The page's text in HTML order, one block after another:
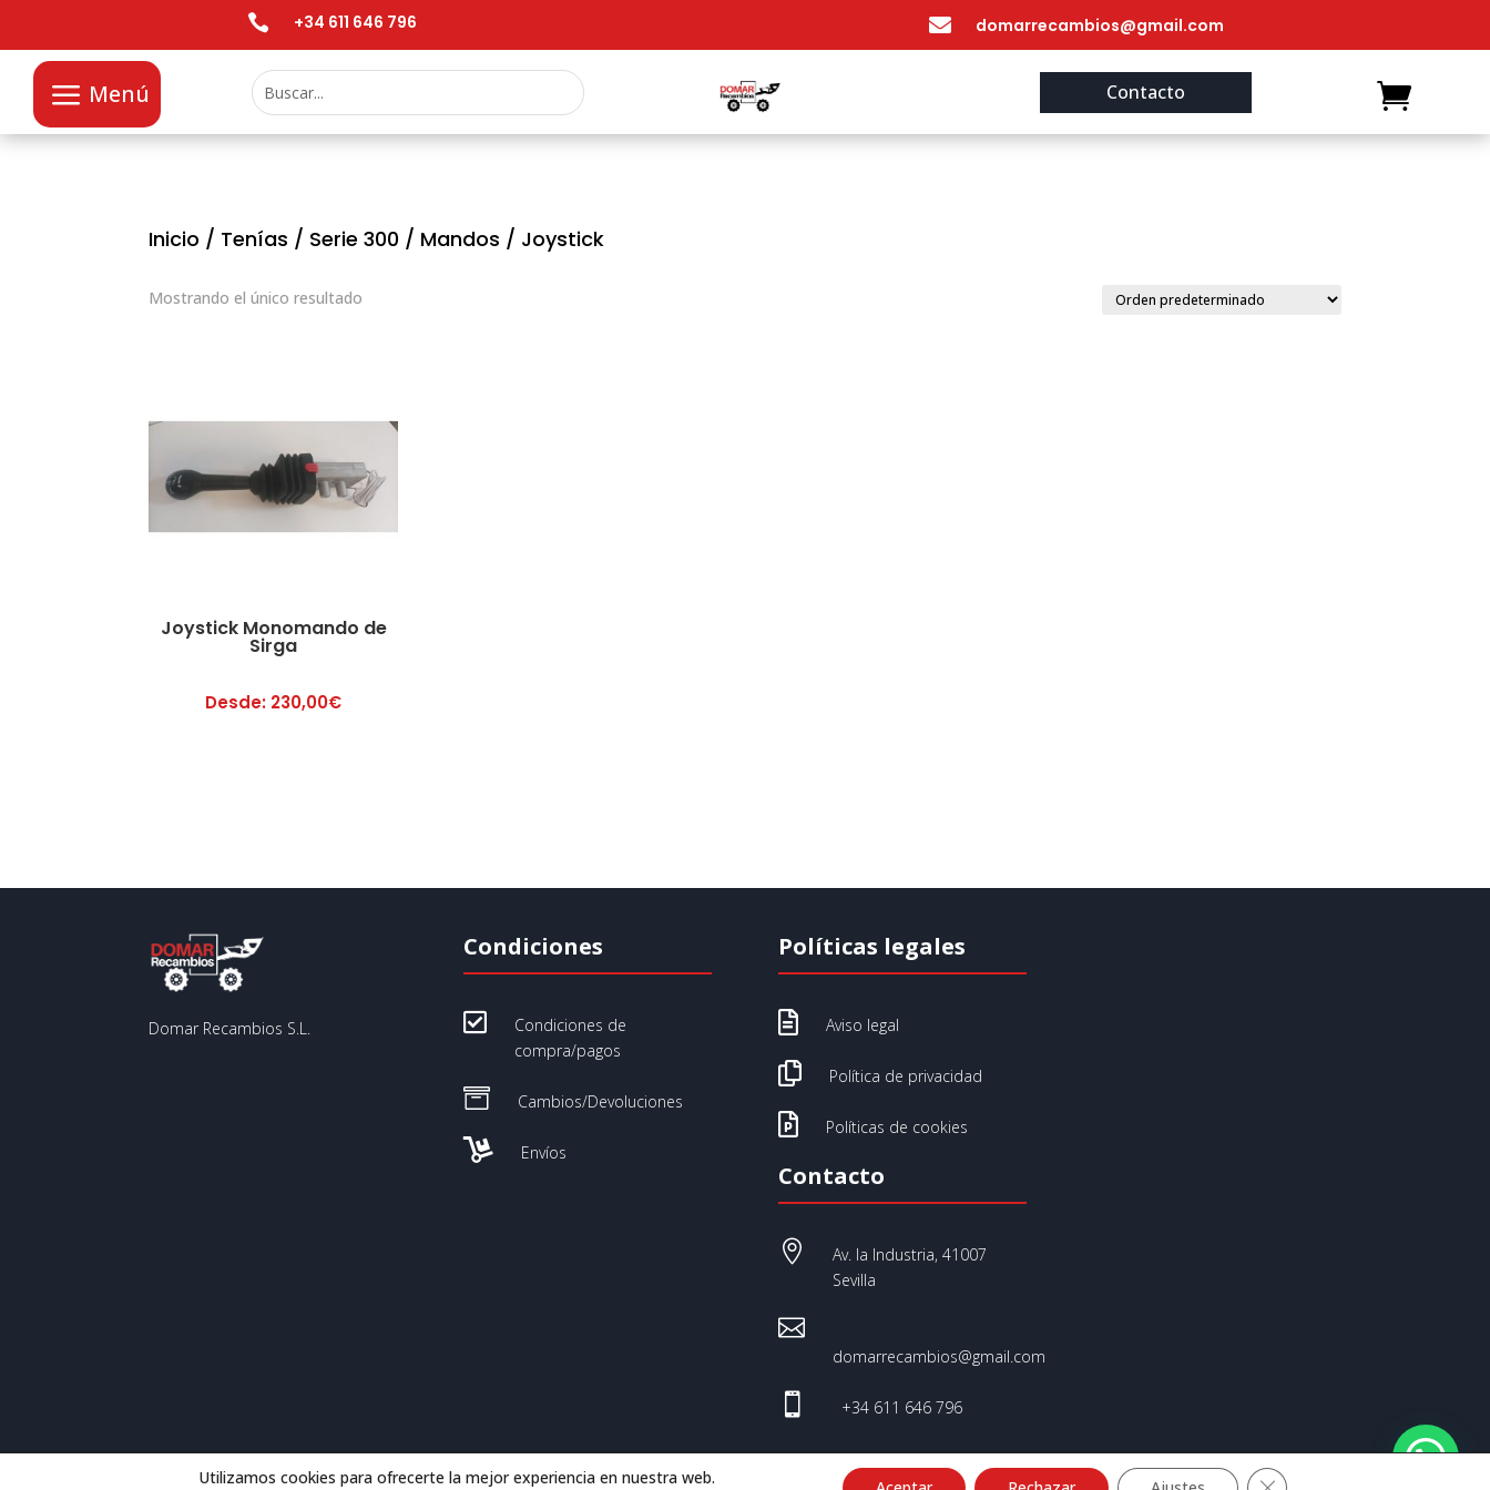
 +34 611 646 796  domarrecambios@gmail.com
Menú Contacto
Inicio / Tenías / Serie 300 / Mandos / Joystick
Mostrando el único resultado
Joystick Monomando de
Sirga
Desde: 230,00€
Domar Recambios S.L.
Condiciones

Condiciones de
compra/pagos
 Cambios/Devoluciones
 Envíos
Políticas legales
 Aviso legal
 Política de privacidad
 Políticas de cookies
Contacto

Av. la Industria, 41007
Sevilla

domarrecambios@gmail.com
 +34 611 646 796
Utilizamos cookies para ofrecerte la mejor experiencia en nuestra web.
Cerrar el banner de cookies